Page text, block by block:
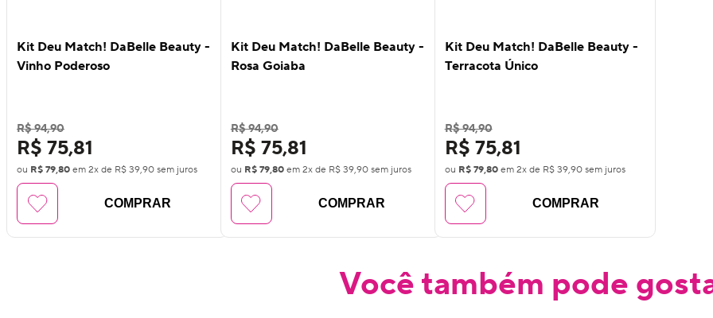
Kit Deu Match! DaBelle Beauty -
Vinho Poderoso
R$ 94,90
R$ 75,81
ou R$ 79,80 em 2x de R$ 39,90 sem juros
COMPRAR
Kit Deu Match! DaBelle Beauty -
Rosa Goiaba
R$ 94,90
R$ 75,81
ou R$ 79,80em 2x de R$ 39,90sem juros
COMPRAR
Kit Deu Match! DaBelle Beauty -
Terracota Único
R$ 94,90
R$ 75,81
ou R$ 79,80em 2x de R$ 39,90sem juros
COMPRAR
Você também pode